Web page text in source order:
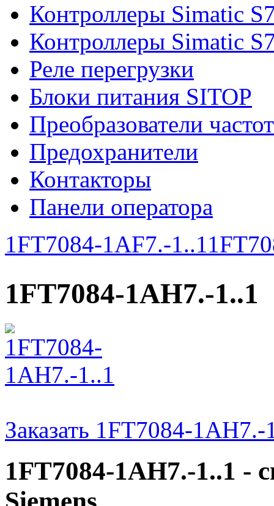
Контроллеры Simatic
Контроллеры Simatic
Реле перегрузки
Блоки питания SITOP
Преобразователи
Предохранители
Контакторы
Панели оператора
1FT7084-1AF7.-1..1
1FT7084-1AH7.-1..1
Заказать 1FT7084-1AH7.-
1FT7084-1AH7.-1..1 -